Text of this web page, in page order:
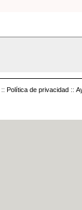
:: Política de privacidad ::